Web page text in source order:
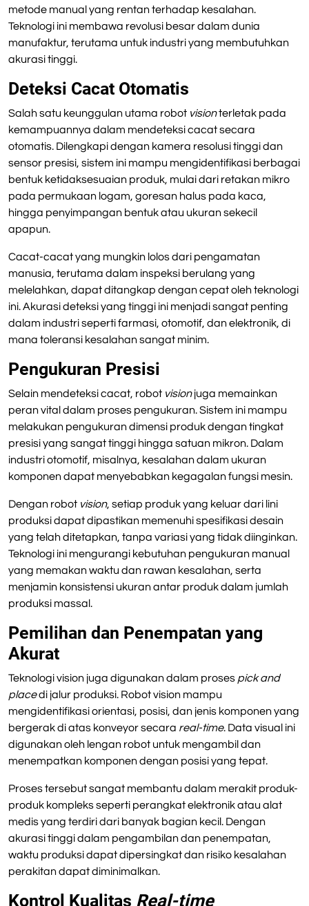
metode manual yang rentan terhadap kesalahan.
Teknologi ini membawa revolusi besar dalam dunia
manufaktur, terutama untuk industri yang membutuhkan
akurasi tinggi.
Deteksi Cacat Otomatis
Salah satu keunggulan utama robot visionterletak pada
kemampuannya dalam mendeteksi cacat secara
otomatis. Dilengkapi dengan kamera resolusi tinggi dan
sensor presisi, sistem ini mampu mengidentifikasi berbagai
bentuk ketidaksesuaian produk, mulai dari retakan mikro
pada permukaan logam, goresan halus pada kaca,
hingga penyimpangan bentuk atau ukuran sekecil
apapun.
Cacat-cacat yang mungkin lolos dari pengamatan
manusia, terutama dalam inspeksi berulang yang
melelahkan, dapat ditangkap dengan cepat oleh teknologi
ini. Akurasi deteksi yang tinggi ini menjadi sangat penting
dalam industri seperti farmasi, otomotif, dan elektronik, di
mana toleransi kesalahan sangat minim.
Pengukuran Presisi
Selain mendeteksi cacat, robot visionjuga memainkan
peran vital dalam proses pengukuran. Sistem ini mampu
melakukan pengukuran dimensi produk dengan tingkat
presisi yang sangat tinggi hingga satuan mikron. Dalam
industri otomotif, misalnya, kesalahan dalam ukuran
komponen dapat menyebabkan kegagalan fungsi mesin.
Dengan robot vision, setiap produk yang keluar dari lini
produksi dapat dipastikan memenuhi spesifikasi desain
yang telah ditetapkan, tanpa variasi yang tidak diinginkan.
Teknologi ini mengurangi kebutuhan pengukuran manual
yang memakan waktu dan rawan kesalahan, serta
menjamin konsistensi ukuran antar produk dalam jumlah
produksi massal.
Pemilihan dan Penempatan yang
Akurat
Teknologi vision juga digunakan dalam proses pick and
placedi jalur produksi. Robot vision mampu
mengidentifikasi orientasi, posisi, dan jenis komponen yang
bergerak di atas konveyor secara real-time. Data visual ini
digunakan oleh lengan robot untuk mengambil dan
menempatkan komponen dengan posisi yang tepat.
Proses tersebut sangat membantu dalam merakit produk-
produk kompleks seperti perangkat elektronik atau alat
medis yang terdiri dari banyak bagian kecil. Dengan
akurasi tinggi dalam pengambilan dan penempatan,
waktu produksi dapat dipersingkat dan risiko kesalahan
perakitan dapat diminimalkan.
Kontrol Kualitas Real-time